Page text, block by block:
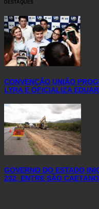
DESTAQUES
CONVENÇÃO UNIÃO
LYRA E OFICIALIZA
GOVERNO DO ESTADO
232, ENTRE SÃO